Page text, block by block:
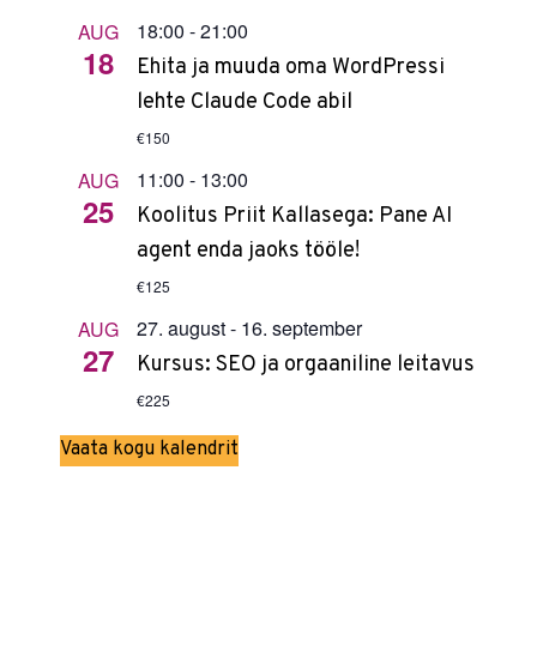
AUG
18
18:00 -21:00
Ehita ja muuda oma WordPressi
lehte Claude Code abil
€150
AUG
25
11:00 - 13:00
Koolitus Priit Kallasega: Pane AI
agent enda jaoks tööle!
€125
AUG
27
27. august- 16. september
Kursus: SEO ja orgaaniline leitavus
€225
Vaata kogu kalendrit